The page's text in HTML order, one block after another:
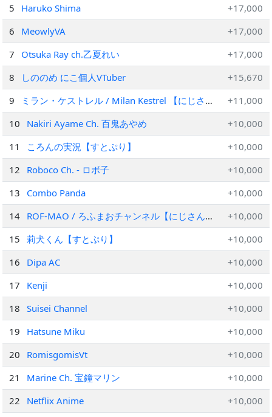
5
Haruko Shima
+17,000
6
MeowlyVA
+17,000
7
Otsuka Ray ch.乙夏れい
+17,000
8
しののめ にこ個人VTuber
+15,670
9
ミラン・ケストレル / Milan Kestrel 【にじさ
んじ】
+11,000
10
Nakiri Ayame Ch. 百鬼あやめ
+10,000
11
ころんの実況【すとぷり】
+10,000
12
Roboco Ch. - ロボ子
+10,000
13
Combo Panda
+10,000
14 ROF-MAO / ろふまおチャンネル【にじさん
じ】
+10,000
15
莉犬くん【すとぷり】
+10,000
16
Dipa AC
+10,000
17
Kenji
+10,000
18
Suisei Channel
+10,000
19
Hatsune Miku
+10,000
20
RomisgomisVt
+10,000
21
Marine Ch. 宝鐘マリン
+10,000
22
Netflix Anime
+10,000